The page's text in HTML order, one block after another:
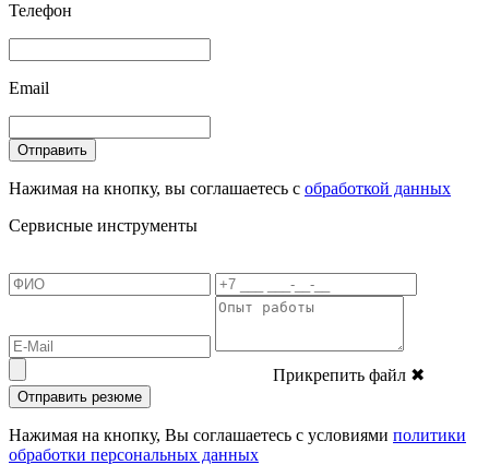
Телефон
Email
Отправить
Нажимая на кнопку, вы соглашаетесь с обработкой данных
Сервисные инструменты
Прикрепить файл ✖
Отправить резюме
Нажимая на кнопку, Вы соглашаетесь с условиями политики
обработки персональных данных